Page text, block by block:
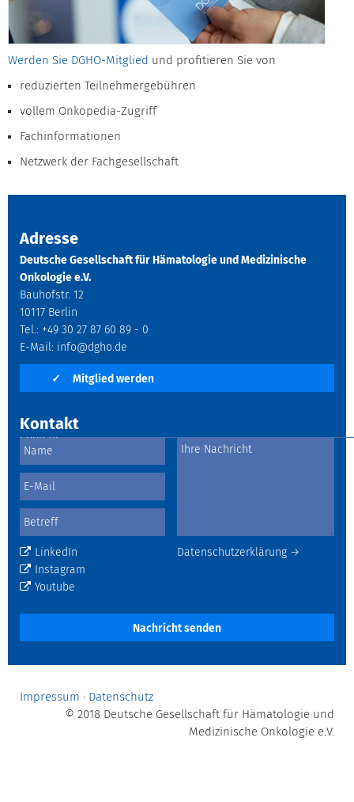
Werden Sie DGHO-Mitglied und profitieren Sie von
reduzierten Teilnehmergebühren
vollem Onkopedia-Zugriff
Fachinformationen
Netzwerk der Fachgesellschaft
Adresse
Deutsche Gesellschaft für Hämatologie und Medizinische
Onkologie e.V.
Bauhofstr. 12
10117 Berlin
Tel.: +49 30 27 87 60 89 - 0
E-Mail: info@dgho.de
✓ Mitglied werden
Kontakt
Datenschutzerklärung →
LinkedIn
Instagram
Youtube
Nachricht senden
Impressum · Datenschutz
© 2018 Deutsche Gesellschaft für Hämatologie und
Medizinische Onkologie e.V.